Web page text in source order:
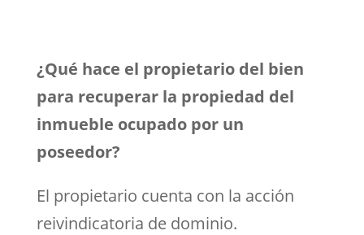
¿Qué hace el propietario del bien
para recuperar la propiedad del
inmueble ocupado por un
poseedor?
El propietario cuenta con la acción
reivindicatoria de dominio.